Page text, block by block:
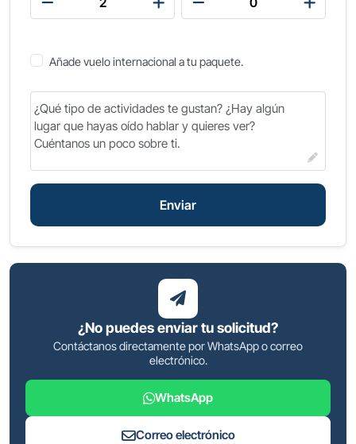
descubrir Egipto en menos de dos semanas.
Añade vuelo internacional a tu paquete.
Enviar
¿No puedes enviar tu solicitud?
Contáctanos directamente por WhatsApp o correo
electrónico.
WhatsApp
Correo electrónico